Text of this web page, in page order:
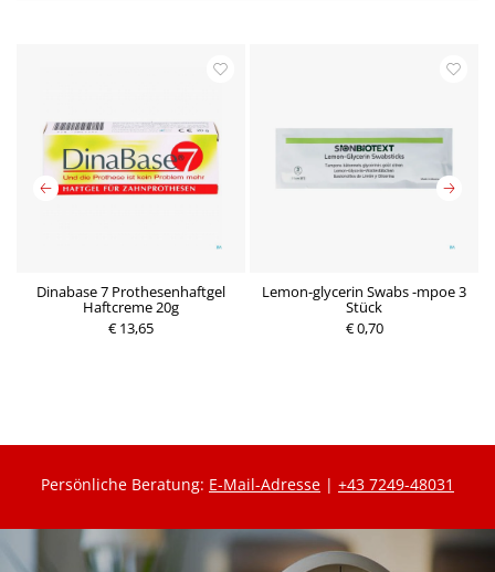
Dinabase 7 Prothesenhaftgel
Haftcreme 20g
€ 13,65
Lemon-glycerin Swabs -mpoe 3
Stück
€ 0,70
Persönliche Beratung: E-Mail-Adresse | +43 7249-48031